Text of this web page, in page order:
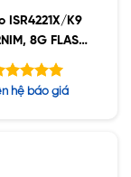
ISR4221X/K9
8G FLASH,
DRAM, IPB
xếp
hệ báo giá